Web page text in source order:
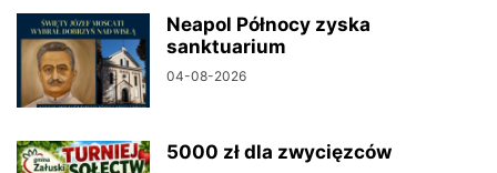
Neapol Północy zyska
sanktuarium
04-08-2026
5000 zł dla zwycięzców